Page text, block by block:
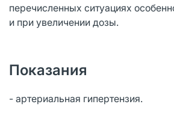
перечисленных ситуациях
и при увеличении дозы.
Показания
- артериальная гипертензия.